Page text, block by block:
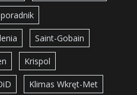
poradnik
Saint-Gobain
Krispol
Klimas Wkręt-Met